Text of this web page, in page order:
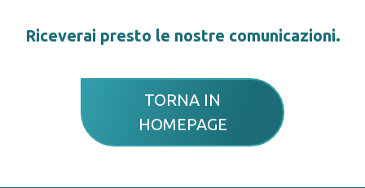
Riceverai presto le nostre comunicazioni.
TORNA IN
HOMEPAGE